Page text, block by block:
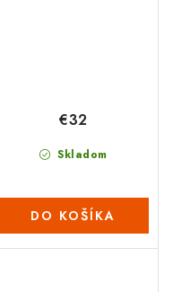
Skladom
€32
DO KOŠÍKA